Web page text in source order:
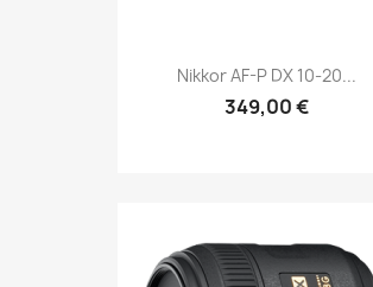
Nikkor AF-P DX 10-20...
349,00 €